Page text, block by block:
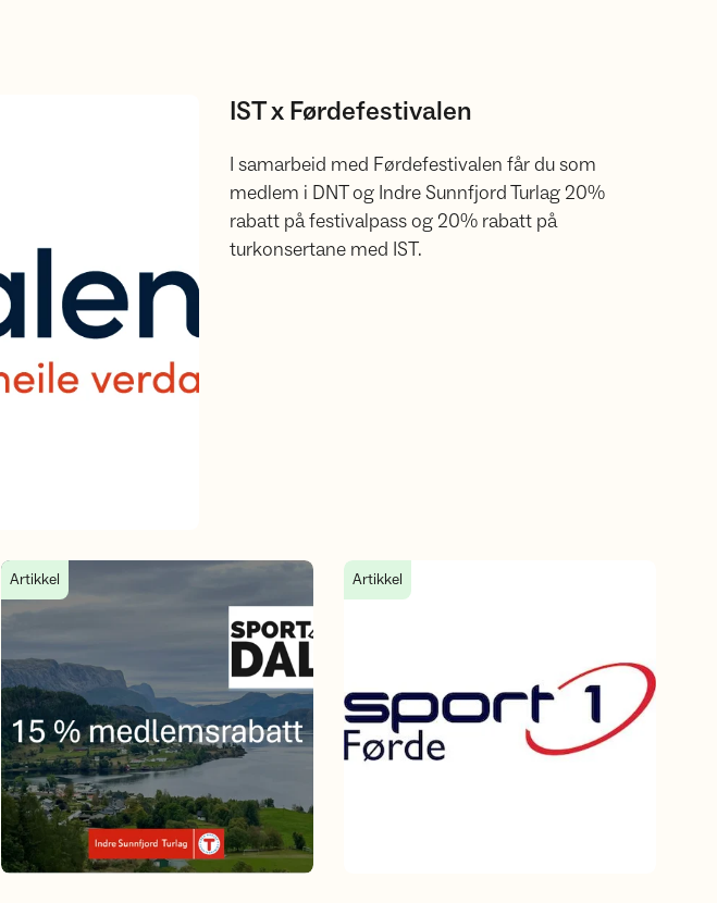
IST x Førdefestivalen
I samarbeid med Førdefestivalen får du som
medlem i DNT og Indre Sunnfjord Turlag 20%
rabatt på festivalpass og 20% rabatt på
turkonsertane med IST.
15% medlemsrabatt på Sport Dale
Artikkel DNT Sogn og Fjordane x Sport 1 =15% rabatt
Artikkel